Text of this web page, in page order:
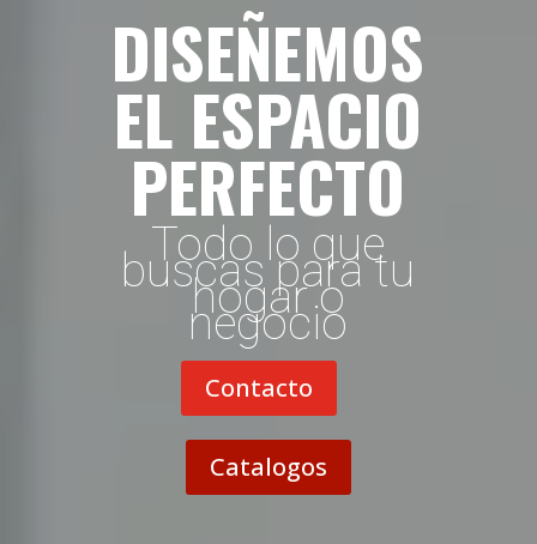
DISEÑEMOS
EL ESPACIO
PERFECTO
Todo lo que
buscas para tu
hogar o
negocio
Contacto
Catalogos